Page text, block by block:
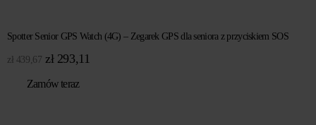
Spotter Senior GPS Watch (4G) – Zegarek GPS dla seniora z przyciskiem SOS
zł 439,67 Pierwotna
wynosiła:
zł293,11
Zamów teraz